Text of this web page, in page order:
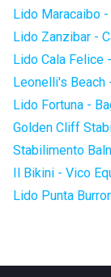
Lido Maracaibo
Lido Zanzibar -
Lido Cala Felice
Leonelli's Beach
Lido Fortuna -
Golden Cliff
Stabilimento
Il Bikini - Vico
Lido Punta